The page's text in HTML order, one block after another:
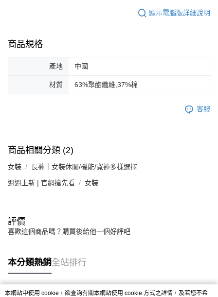
顯示電腦版詳細說明
商品規格
產地 中國
材質 63%聚酯纖維,37%棉
客服
商品相關分類 (2)
女裝 長褲｜女裝休閒/機能/寬褲多樣選擇
週週上新 | 官網搶先看 女裝
評價
喜歡這個商品嗎？購買後給他一個好評吧
本分類熱銷全站排行
本網站中使用 cookie，欲查詢有關本網站使用 cookie 方式之詳情，及若您不希